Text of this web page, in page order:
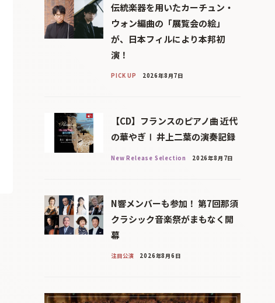
伝統楽器を用いたカーチュン・
ウォン編曲の「展覧会の絵」
が、日本フィルにより本邦初
演！
PICK UP 2026年8月7日
【CD】フランスのピアノ曲 近代
の華やぎⅠ 井上二葉の演奏記録
New Release Selection 2026年8月7日
N響メンバーも参加！ 第7回那須
クラシック音楽祭がまもなく開
幕
注目公演 2026年8月6日